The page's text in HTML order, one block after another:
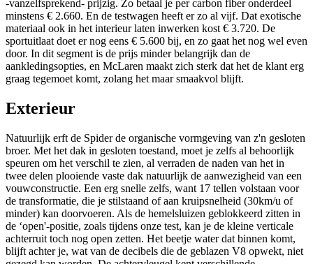
-vanzelfsprekend- prijzig. Zo betaal je per carbon fiber onderdeel
minstens € 2.660. En de testwagen heeft er zo al vijf. Dat exotische
materiaal ook in het interieur laten inwerken kost € 3.720. De
sportuitlaat doet er nog eens € 5.600 bij, en zo gaat het nog wel even
door. In dit segment is de prijs minder belangrijk dan de
aankledingsopties, en McLaren maakt zich sterk dat het de klant erg
graag tegemoet komt, zolang het maar smaakvol blijft.
Exterieur
Natuurlijk erft de Spider de organische vormgeving van z'n gesloten
broer. Met het dak in gesloten toestand, moet je zelfs al behoorlijk
speuren om het verschil te zien, al verraden de naden van het in
twee delen plooiende vaste dak natuurlijk de aanwezigheid van een
vouwconstructie. Een erg snelle zelfs, want 17 tellen volstaan voor
de transformatie, die je stilstaand of aan kruipsnelheid (30km/u of
minder) kan doorvoeren. Als de hemelsluizen geblokkeerd zitten in
de ‘open'-positie, zoals tijdens onze test, kan je de kleine verticale
achterruit toch nog open zetten. Het beetje water dat binnen komt,
blijft achter je, wat van de decibels die de geblazen V8 opwekt, niet